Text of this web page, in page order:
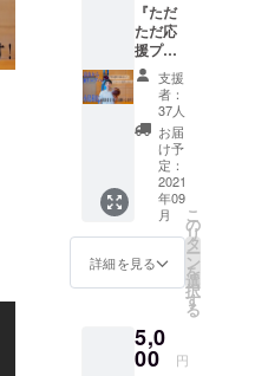
『ただ
ただ応
援プラ
ン』
（リ
ターン
なんか
いらな
いか
ら、と
にかく
頑張
れ！）
という
方向け
お礼に
を送り
ます！
支援
者：
37人
お届
け予
定：
2021
年09
月
詳細を見る
こ
の
リ
タ
ー
ン
を
選
択
す
る
5,0
00 円